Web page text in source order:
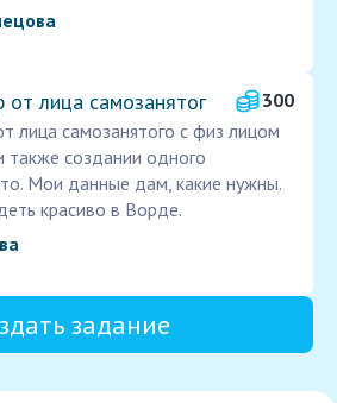
от лица самозанятог
300
лица самозанятого с физ лицом
также создании одного
Мои данные дам, какие нужны.
красиво в Ворде.
задание